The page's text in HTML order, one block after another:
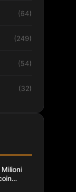
(64)
(249)
(54)
(32)